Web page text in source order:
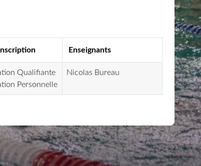
Enseignants
Qualifiante
Personnelle
Nicolas Bureau